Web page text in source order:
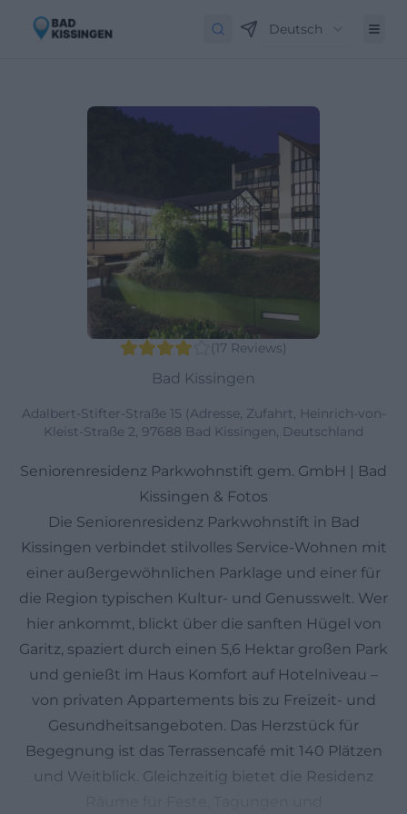
Deutsch
(17 Reviews)
Bad Kissingen
Adalbert-Stifter-Straße 15 (Adresse, Zufahrt, Heinrich-von-
Kleist-Straße 2, 97688 Bad Kissingen, Deutschland
Seniorenresidenz Parkwohnstift gem. GmbH | Bad
Kissingen & Fotos
Die Seniorenresidenz Parkwohnstift in Bad
Kissingen verbindet stilvolles Service-Wohnen mit
einer außergewöhnlichen Parklage und einer für
die Region typischen Kultur- und Genusswelt. Wer
hier ankommt, blickt über die sanften Hügel von
Garitz, spaziert durch einen 5,6 Hektar großen Park
und genießt im Haus Komfort auf Hotelniveau –
von privaten Appartements bis zu Freizeit- und
Gesundheitsangeboten. Das Herzstück für
Begegnung ist das Terrassencafé mit 140 Plätzen
und Weitblick. Gleichzeitig bietet die Residenz